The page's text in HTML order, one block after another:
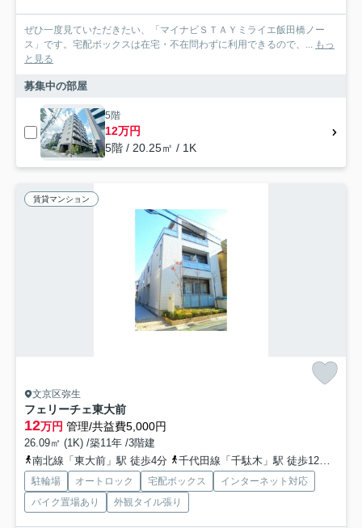
ぜひ一度見ていただきたい、「マイナビＳＴＡＹミライエ飯田橋ノー
ス」です。宅配ボックスは在宅・不在問わずに利用できるので、... もっ
と見る
募集中の部屋
5階
12万円
5階 / 20.25㎡ / 1K
賃貸マンション
文京区弥生
フェリーチェ東大前
12万円 管理/共益費5,000円
26.09㎡ (1K) /築11年 /3階建
南北線「東大前」駅 徒歩4分
千代田線「千駄木」駅 徒歩12分
駐輪場 オートロック 宅配ボックス
インターネット対応
バイク置場あり
外観タイル張り